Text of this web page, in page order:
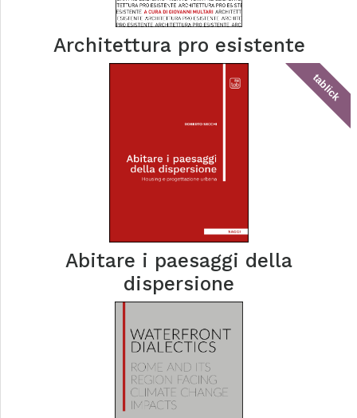
Architettura pro esistente
tablick
Abitare i paesaggi della
dispersione